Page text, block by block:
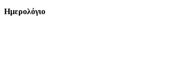
Ημερολόγιο